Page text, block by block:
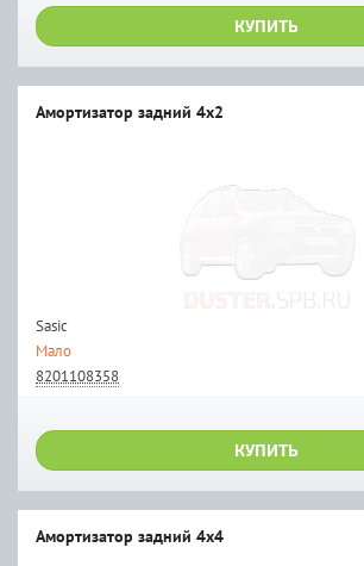
КУПИТЬ
Амортизатор задний 4х2
Sasic
Мало
8201108358
КУПИТЬ
Амортизатор задний 4х4